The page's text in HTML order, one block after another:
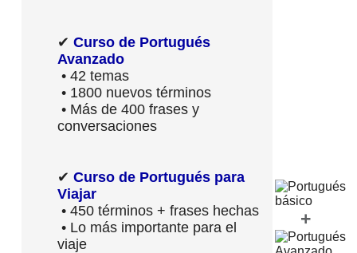
✔ Curso de Portugués
Avanzado
• 42 temas
• 1800 nuevos términos
• Más de 400 frases y
conversaciones
✔ Curso de Portugués para
Viajar
• 450 términos + frases hechas
• Lo más importante para el
viaje
+